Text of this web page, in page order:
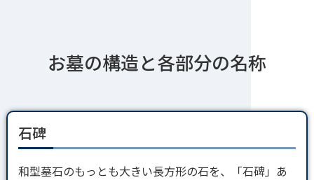
お墓の構造と各部分の名称
石碑
和型墓石のもっとも大きい長方形の石を、「石碑」あ